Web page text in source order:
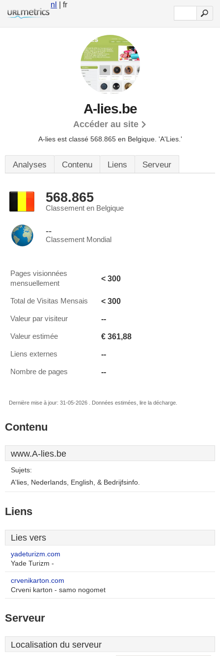
nl | fr
A-lies.be
Accéder au site
A-lies est classé 568.865 en Belgique. 'A'Lies.'
Analyses Contenu Liens Serveur
568.865
Classement en Belgique
--
Classement Mondial
Pages visionnées
mensuellement
< 300
Total de Visitas Mensais < 300
Valeur par visiteur --
Valeur estimée € 361,88
Liens externes --
Nombre de pages --
Dernière mise à jour: 31-05-2026 . Données estimées, lire la décharge.
Contenu
www.A-lies.be
Sujets:
A'lies, Nederlands, English, & Bedrijfsinfo.
Liens
Lies vers
yadeturizm.com
Yade Turizm -
crvenikarton.com
Crveni karton - samo nogomet
Serveur
Localisation du serveur